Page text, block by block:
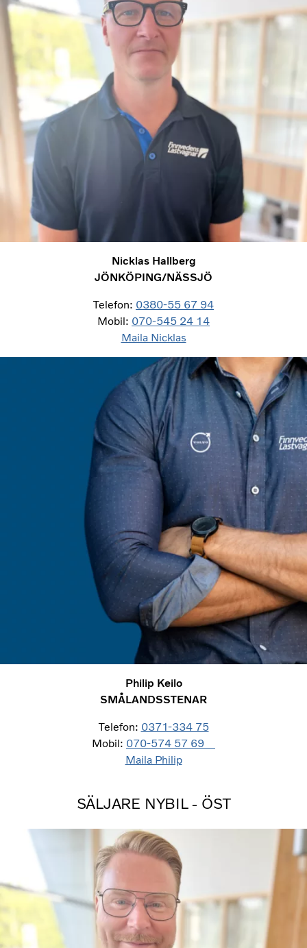
Nicklas Hallberg
JÖNKÖPING/NÄSSJÖ
Telefon: 0380-55 67 94
Mobil: 070-545 24 14
Maila Nicklas
Philip Keilo
SMÅLANDSSTENAR
Telefon: 0371-334 75
Mobil: 070-574 57 69
Maila Philip
SÄLJARE NYBIL - ÖST